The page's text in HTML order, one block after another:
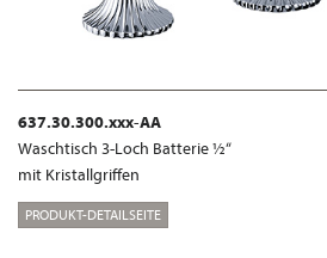
637.30.300.xxx-AA
Waschtisch 3-Loch Batterie ½“
mit Kristallgriffen
PRODUKT-DETAILSEITE